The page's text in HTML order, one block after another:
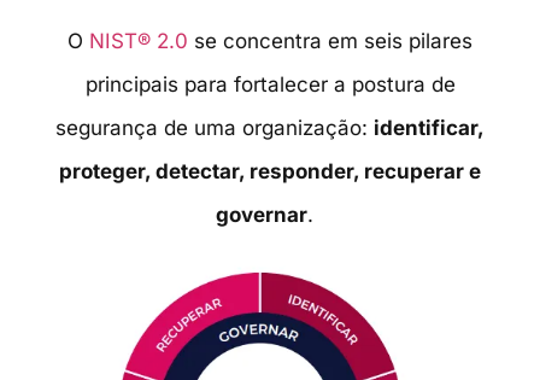
O NIST® 2.0 se concentra em seis pilares
principais para fortalecer a postura de
segurança de uma organização: identificar,
proteger, detectar, responder, recuperar e
governar.